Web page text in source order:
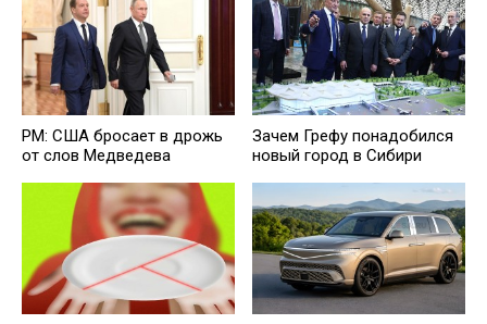
PM: США бросает в дрожь
от слов Медведева
Зачем Грефу понадобился
новый город в Сибири